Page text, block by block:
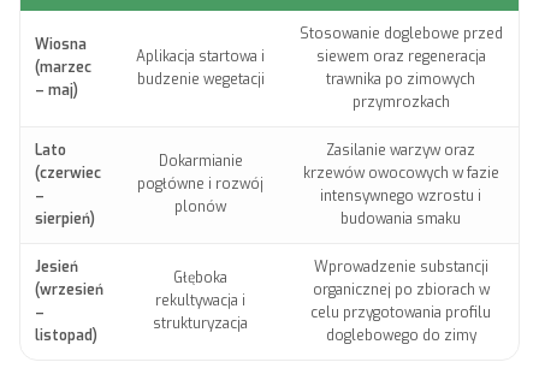
Wiosna
(marzec
– maj)
Aplikacja startowa i
budzenie wegetacji
Stosowanie doglebowe przed
siewem oraz regeneracja
trawnika po zimowych
przymrozkach
Lato
(czerwiec
–
sierpień)
Dokarmianie
pogłówne i rozwój
plonów
Zasilanie warzyw oraz
krzewów owocowych w fazie
intensywnego wzrostu i
budowania smaku
Jesień
(wrzesień
–
listopad)
Głęboka
rekultywacja i
strukturyzacja
Wprowadzenie substancji
organicznej po zbiorach w
celu przygotowania profilu
doglebowego do zimy